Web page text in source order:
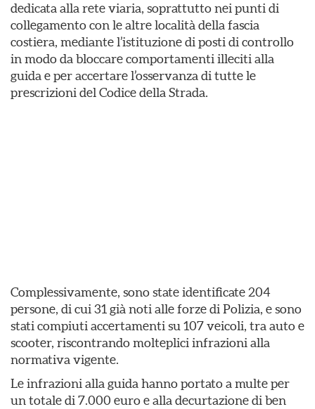
dedicata alla rete viaria, soprattutto nei punti di
collegamento con le altre località della fascia
costiera, mediante l’istituzione di posti di controllo
in modo da bloccare comportamenti illeciti alla
guida e per accertare l’osservanza di tutte le
prescrizioni del Codice della Strada.
Complessivamente, sono state identificate 204
persone, di cui 31 già noti alle forze di Polizia, e sono
stati compiuti accertamenti su 107 veicoli, tra auto e
scooter, riscontrando molteplici infrazioni alla
normativa vigente.
Le infrazioni alla guida hanno portato a multe per
un totale di 7.000 euro e alla decurtazione di ben